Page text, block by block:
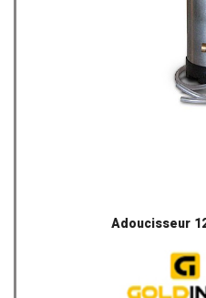
Adoucisseur